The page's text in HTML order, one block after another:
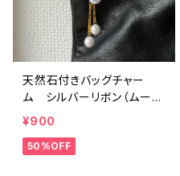
天然石付きバッグチャー
ム シルバーリボン（ムーン
ストーン）：bbc001S005
¥900
50%OFF